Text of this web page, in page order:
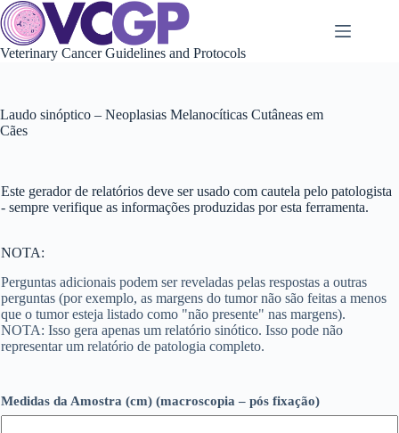
Skip
to
content
Veterinary Cancer Guidelines and Protocols
Laudo sinóptico – Neoplasias Melanocíticas Cutâneas em
Cães
Este gerador de relatórios deve ser usado com cautela pelo patologista
- sempre verifique as informações produzidas por esta ferramenta.
NOTA:
Perguntas adicionais podem ser reveladas pelas respostas a outras
perguntas (por exemplo, as margens do tumor não são feitas a menos
que o tumor esteja listado como "não presente" nas margens).
NOTA: Isso gera apenas um relatório sinótico. Isso pode não
representar um relatório de patologia completo.
Medidas da Amostra (cm) (macroscopia – pós fixação)